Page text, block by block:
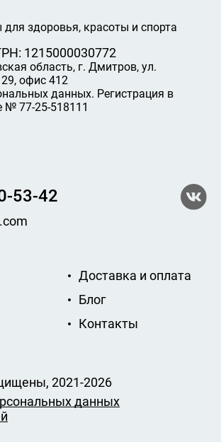
здоровья, красоты и спорта
1215000030772
область, г. Дмитров, ул.
офис 412
данных. Регистрация в
№ 77-25-518111
53-42
Доставка и оплата
Блог
Контакты
2021-2026
данных